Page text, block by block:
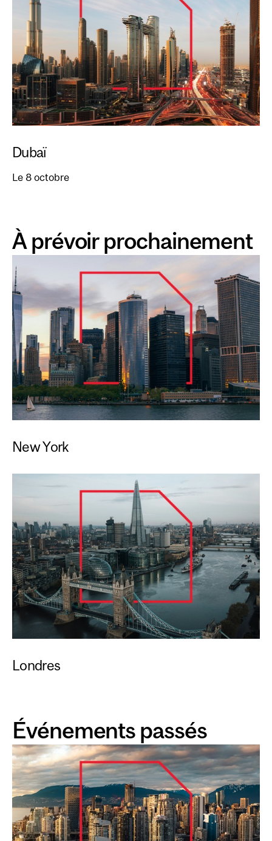
Dubaï
Le 8 octobre
À prévoir prochainement
New York
Londres
Événements passés